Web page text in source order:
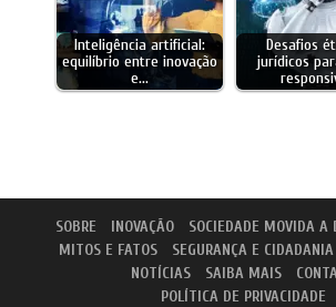
Inteligência artificial:
equilíbrio entre inovação
e…
Desafios
jurídicos
SOBRE INOVAÇÃO SOCIEDADE MOVIDA A
MITOS E FATOS
SEGURANÇA E CIDADANIA
NOTÍCIAS
SAIBA MAIS
POLÍTICA DE PRIVACIDADE